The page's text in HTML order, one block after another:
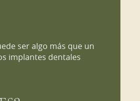
ser algo más que un
implantes dentales